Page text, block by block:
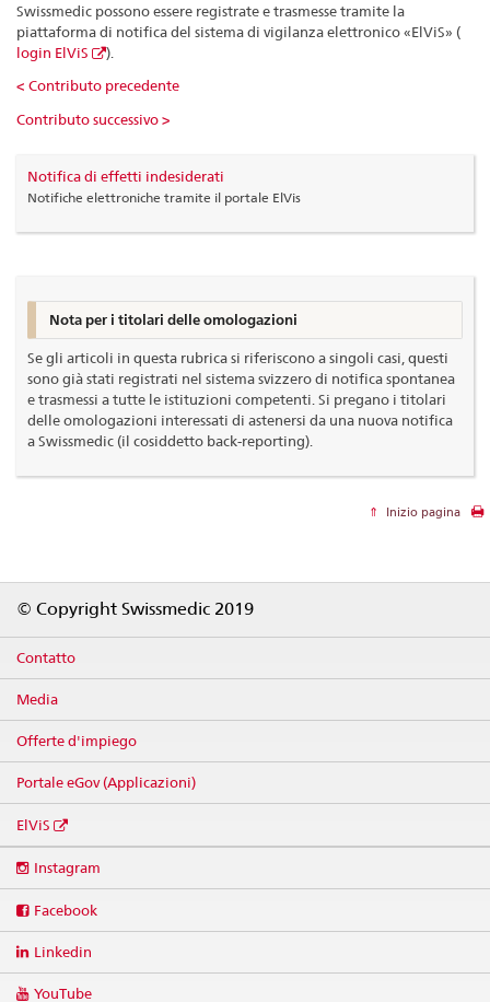
Swissmedic possono essere registrate e trasmesse tramite la
piattaforma di notifica del sistema di vigilanza elettronico «ElViS» (
login ElViS
).
< Contributo precedente
Contributo successivo >
Notifica di effetti indesiderati
Notifiche elettroniche tramite il portale ElVis
Nota per i titolari delle omologazioni
Se gli articoli in questa rubrica si riferiscono a singoli casi, questi
sono già stati registrati nel sistema svizzero di notifica spontanea
e trasmessi a tutte le istituzioni competenti. Si pregano i titolari
delle omologazioni interessati di astenersi da una nuova notifica
a Swissmedic (il cosiddetto back-reporting).
Inizio pagina
© Copyright Swissmedic 2019
Contatto
Media
Offerte d'impiego
Portale eGov (Applicazioni)
ElViS
media
Instagram
Facebook
Linkedin
YouTube